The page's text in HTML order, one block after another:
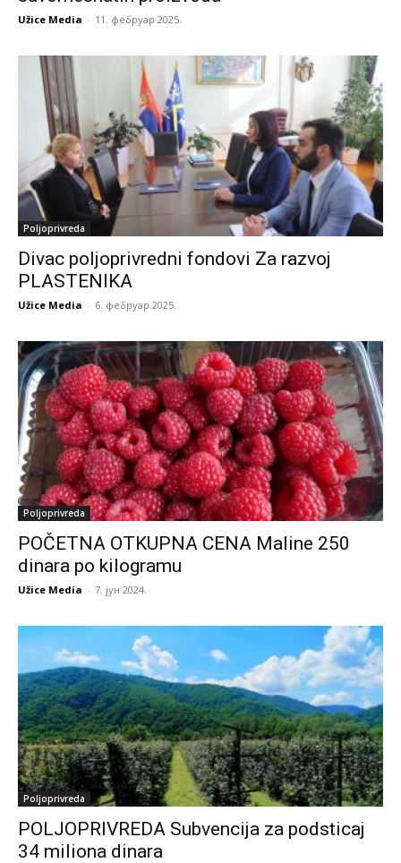
Užice Media - 11. фебруар 2025.
Poljoprivreda
Divac poljoprivredni fondovi Za razvoj
PLASTENIKA
Užice Media - 6. фебруар 2025.
Poljoprivreda
POČETNA OTKUPNA CENA Maline 250
dinara po kilogramu
Užice Media - 7. јун 2024.
Poljoprivreda
POLJOPRIVREDA Subvencija za podsticaj
34 miliona dinara